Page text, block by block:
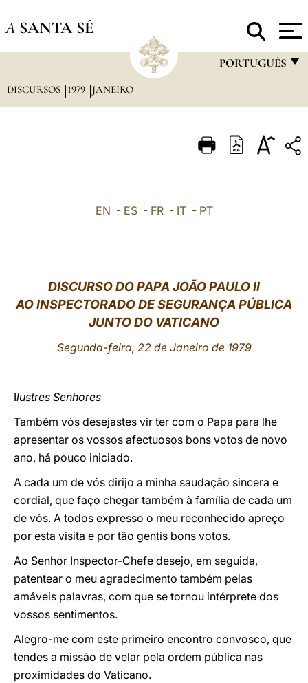
A SANTA SÉ
PORTUGUÊS
ITALIANO
中文
DISCURSOS 1979 JANEIRO
EN - ES- FR- IT- PT
DISCURSO DO PAPA JOÃO PAULO II
AO INSPECTORADO DE SEGURANÇA PÚBLICA
JUNTO DO VATICANO
Segunda-feira, 22 de Janeiro de 1979
Ilustres Senhores
Também vós desejastes vir ter com o Papa para lhe
apresentar os vossos afectuosos bons votos de novo
ano, há pouco iniciado.
A cada um de vós dirijo a minha saudação sincera e
cordial, que faço chegar também à família de cada um
de vós. A todos expresso o meu reconhecido apreço
por esta visita e por tão gentis bons votos.
Ao Senhor Inspector-Chefe desejo, em seguida,
patentear o meu agradecimento também pelas
amáveis palavras, com que se tornou intérprete dos
vossos sentimentos.
Alegro-me com este primeiro encontro convosco, que
tendes a missão de velar pela ordem pública nas
proximidades do Vaticano.